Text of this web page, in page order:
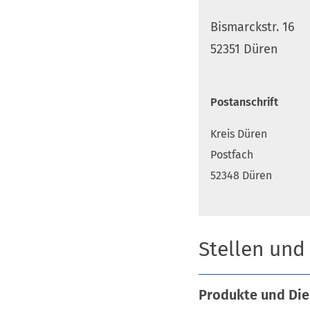
Bismarckstr. 16
52351 Düren
Postanschrift
Kreis Düren
Postfach
52348 Düren
Stellen
Produkte und